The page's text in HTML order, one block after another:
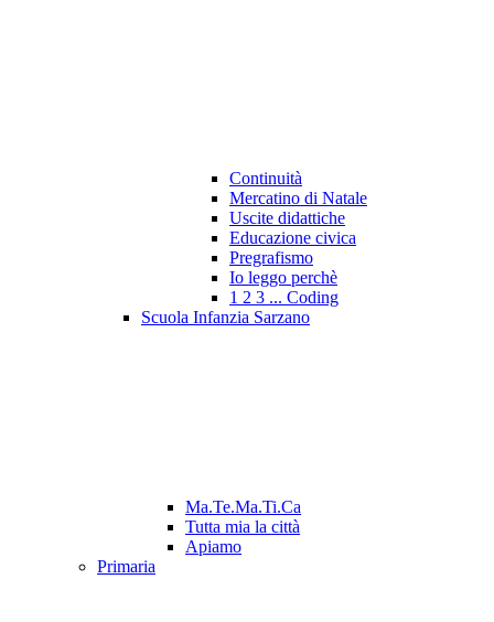
Continuità
Mercatino di Natale
Uscite didattiche
Educazione civica
Pregrafismo
Io leggo perchè
1 2 3 ... Coding
Scuola Infanzia Sarzano
Ma.Te.Ma.Ti.Ca
Tutta mia la città
Apiamo
Primaria